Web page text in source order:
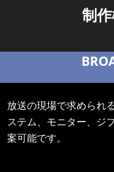
制
放送の現場で求められ
ステム、モニター、ジ
案可能です。